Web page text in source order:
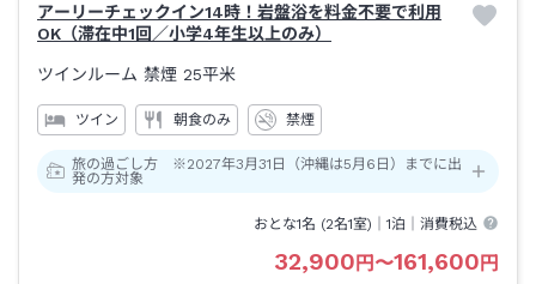
アーリーチェックイン14時！岩盤浴を料金不要で利用
OK（滞在中1回／小学4年生以上のみ）
ツインルーム 禁煙 25平米
ツイン 朝食のみ 禁煙
旅の過ごし方 ※2027年3月31日（沖縄は5月6日）までに出
発の方対象
おとな1名 (2名1室)｜1泊 ｜消費税込
32,900円〜161,600円